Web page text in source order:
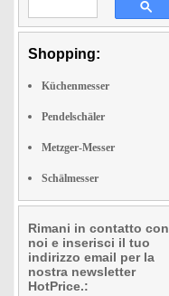
Shopping:
Küchenmesser
Pendelschäler
Metzger-Messer
Schälmesser
Rimani in contatto con
noi e inserisci il tuo
indirizzo email per la
nostra newsletter
HotPrice.: